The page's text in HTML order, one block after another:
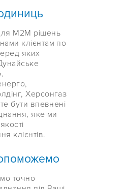
M2M рішень
клієнтам по
яких
Херсонгаз
бути впевнені
яке ми
клієнтів.
точно